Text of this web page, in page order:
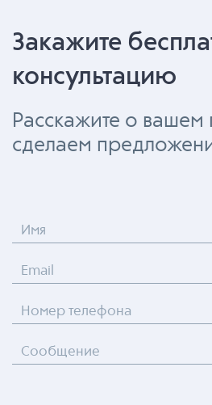
Закажите
консультацию
Расскажите о вашем
сделаем
Имя
Email
Номер телефона
Сообщение